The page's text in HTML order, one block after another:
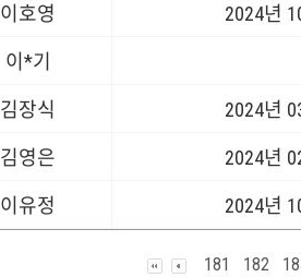
이호영 2024년
이*기
김장식 2024년
김영은 2024년
이유정 2024년
181 182